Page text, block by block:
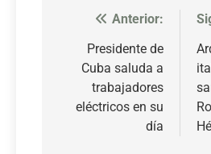
Navegación
entradas
Anterior:
Presidente de
Cuba saluda a
trabajadores
eléctricos en su
día